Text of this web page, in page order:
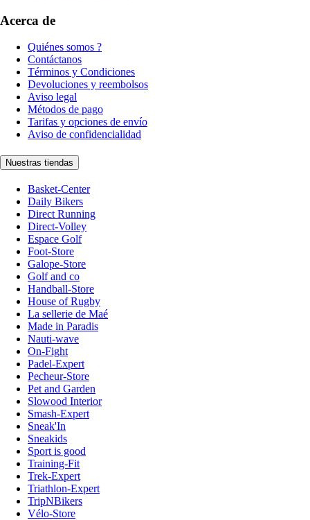
Acerca de
Quiénes somos ?
Contáctanos
Términos y Condiciones
Devoluciones y reembolsos
Aviso legal
Métodos de pago
Tarifas y opciones de envío
Aviso de confidencialidad
Nuestras tiendas
Basket-Center
Daily Bikers
Direct Running
Direct-Volley
Espace Golf
Foot-Store
Galope-Store
Golf and co
Handball-Store
House of Rugby
La sellerie de Maé
Made in Paradis
Nauti-wave
On-Fight
Padel-Expert
Pecheur-Store
Pet and Garden
Slowood Interior
Smash-Expert
Sneak'In
Sneakids
Sport is good
Training-Fit
Trek-Expert
Triathlon-Expert
TripNBikers
Vélo-Store